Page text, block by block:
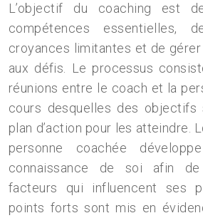
L’objectif du coaching est
compétences essentielles,
croyances limitantes et de
aux défis. Le processus
réunions entre le coach et la
cours desquelles des
plan d’action pour les atteindre.
personne coachée
connaissance de soi afin
facteurs qui influencent ses
points forts sont mis en